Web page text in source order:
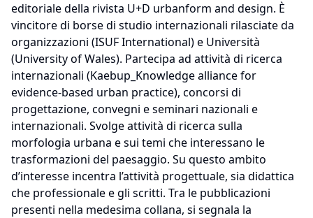
editoriale della rivista U+D urbanform and design. È
vincitore di borse di studio internazionali rilasciate da
organizzazioni (ISUF International) e Università
(University of Wales). Partecipa ad attività di ricerca
internazionali (Kaebup_Knowledge alliance for
evidence-based urban practice), concorsi di
progettazione, convegni e seminari nazionali e
internazionali. Svolge attività di ricerca sulla
morfologia urbana e sui temi che interessano le
trasformazioni del paesaggio. Su questo ambito
d’interesse incentra l’attività progettuale, sia didattica
che professionale e gli scritti. Tra le pubblicazioni
presenti nella medesima collana, si segnala la